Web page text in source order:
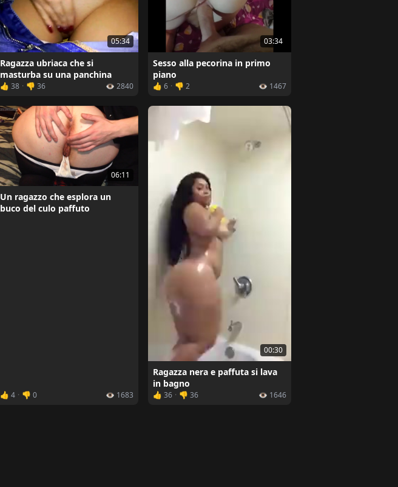
05:34
Ragazza ubriaca che si
masturba su una panchina
👍 38 · 👎 36 👁️ 2840
03:34
Sesso alla pecorina in primo
piano
👍 6 · 👎 2 👁️ 1467
06:11
Un ragazzo che esplora un
buco del culo paffuto
👍 4 · 👎 0 👁️ 1683
00:30
Ragazza nera e paffuta si lava
in bagno
👍 36 · 👎 36 👁️ 1646